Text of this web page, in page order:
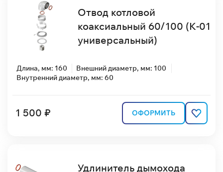
Отвод котловой
коаксиальный 60/100 (К-01
универсальный)
Длина, мм: 160
Внешний диаметр, мм: 100
Внутренний диаметр, мм: 60
1 500 ₽ ОФОРМИТЬ
Удлинитель дымохода